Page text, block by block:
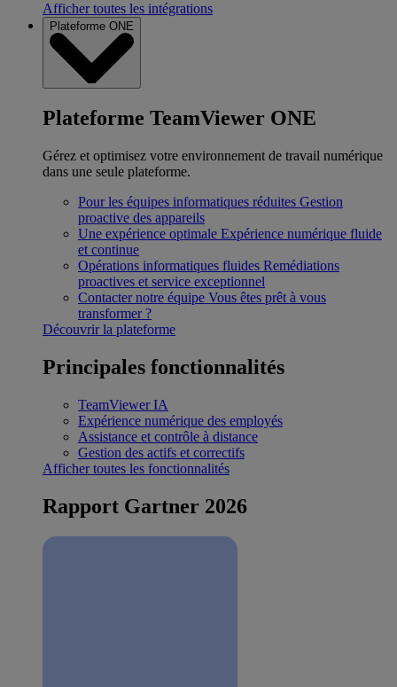
Afficher toutes les intégrations
Plateforme ONE
Plateforme TeamViewer ONE
Gérez et optimisez votre environnement de travail numérique
dans une seule plateforme.
Pour les équipes informatiques réduites Gestion
proactive des appareils
Une expérience optimale Expérience numérique fluide
et continue
Opérations informatiques fluides Remédiations
proactives et service exceptionnel
Contacter notre équipe Vous êtes prêt à vous
transformer ?
Découvrir la plateforme
Principales fonctionnalités
TeamViewer IA
Expérience numérique des employés
Assistance et contrôle à distance
Gestion des actifs et correctifs
Afficher toutes les fonctionnalités
Rapport Gartner 2026